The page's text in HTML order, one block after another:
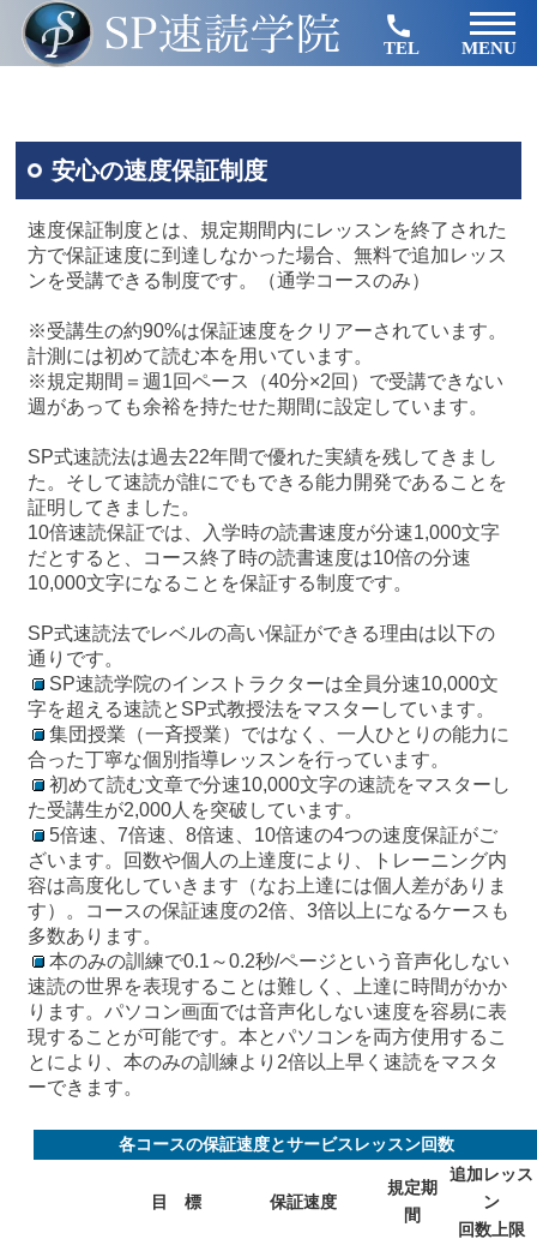
TEL MENU
安心の速度保証制度
速度保証制度とは、規定期間内にレッスンを終了された
方で保証速度に到達しなかった場合、無料で追加レッス
ンを受講できる制度です。（通学コースのみ）
※受講生の約90%は保証速度をクリアーされています。
計測には初めて読む本を用いています。
※規定期間＝週1回ペース（40分×2回）で受講できない
週があっても余裕を持たせた期間に設定しています。
SP式速読法は過去22年間で優れた実績を残してきまし
た。そして速読が誰にでもできる能力開発であることを
証明してきました。
10倍速読保証では、入学時の読書速度が分速1,000文字
だとすると、コース終了時の読書速度は10倍の分速
10,000文字になることを保証する制度です。
SP式速読法でレベルの高い保証ができる理由は以下の
通りです。
SP速読学院のインストラクターは全員分速10,000文
字を超える速読とSP式教授法をマスターしています。
集団授業（一斉授業）ではなく、一人ひとりの能力に
合った丁寧な個別指導レッスンを行っています。
初めて読む文章で分速10,000文字の速読をマスターし
た受講生が2,000人を突破しています。
5倍速、7倍速、8倍速、10倍速の4つの速度保証がご
ざいます。回数や個人の上達度により、トレーニング内
容は高度化していきます（なお上達には個人差がありま
す）。コースの保証速度の2倍、3倍以上になるケースも
多数あります。
本のみの訓練で0.1～0.2秒/ページという音声化しない
速読の世界を表現することは難しく、上達に時間がかか
ります。パソコン画面では音声化しない速度を容易に表
現することが可能です。本とパソコンを両方使用するこ
とにより、本のみの訓練より2倍以上早く速読をマスタ
ーできます。
各コースの保証速度とサービスレッスン回数
目 標 保証速度
規定期
間
追加レッス
ン
回数上限